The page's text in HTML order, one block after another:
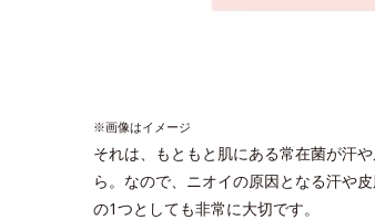
※画像はイメージ
それは、もともと肌にある常在菌が汗
ら。なので、ニオイの原因となる汗や
の1つとしても非常に大切です。